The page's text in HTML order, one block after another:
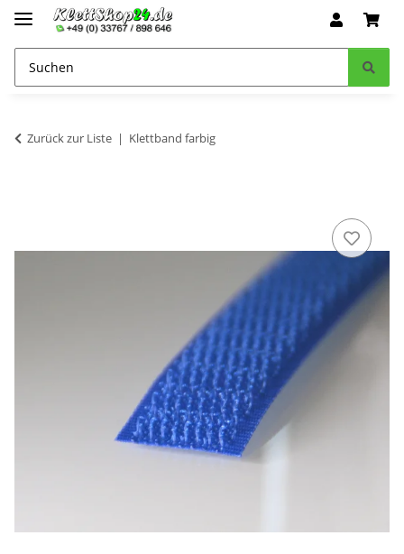
Zurück zur Liste Klettband farbig